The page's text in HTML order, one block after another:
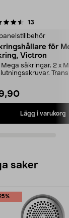
13
för
Victron
Mega säkringar. 2 x
Lägg i varukorg
1.0av 5 stjärnor
saker